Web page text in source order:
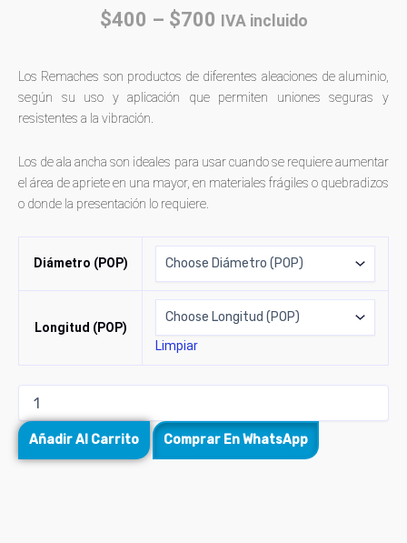
$400 – $700 IVA incluido
Los Remaches son productos de diferentes aleaciones de aluminio,
según su uso y aplicación que permiten uniones seguras y
resistentes a la vibración.
Los de ala ancha son ideales para usar cuando se requiere aumentar
el área de apriete en una mayor, en materiales frágiles o quebradizos
o donde la presentación lo requiere.
Diámetro (POP)
Longitud (POP)
Limpiar
Añadir Al Carrito Comprar En WhatsApp